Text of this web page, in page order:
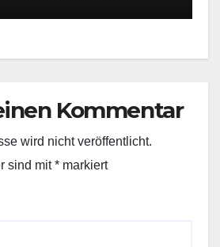
Kommentar
wird nicht veröffentlicht.
sind mit* markiert